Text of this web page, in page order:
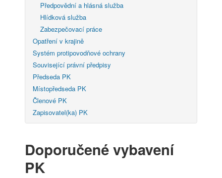
Předpovědní a hlásná služba
Hlídková služba
Zabezpečovací práce
Opatření v krajině
Systém protipovodňové ochrany
Související právní předpisy
Předseda PK
Místopředseda PK
Členové PK
Zapisovatel(ka) PK
Doporučené vybavení
PK